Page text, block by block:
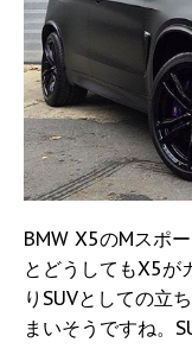
BMW X5のMスポ
とどうしてもX5が
りSUVとしての立
まいそうですね。